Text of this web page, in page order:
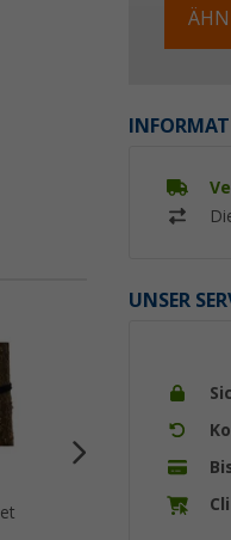
UNSER
PINE grün inkl.